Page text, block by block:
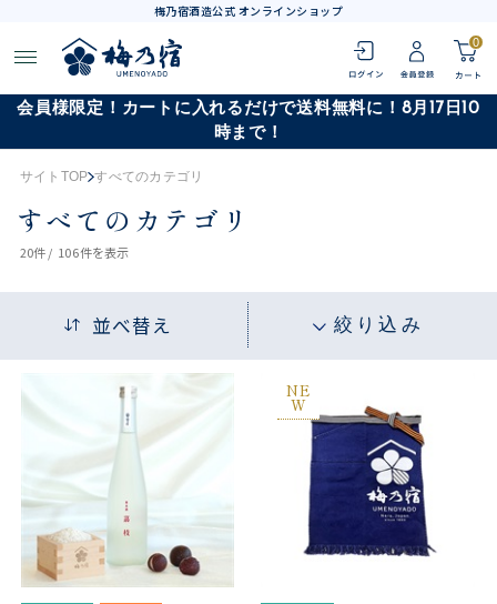
梅乃宿酒造公式 オンラインショップ
0
会員様限定！カートに入れるだけで送料無料に！8月17日10
時まで！
サイトTOP すべてのカテゴリ
すべてのカテゴリ
20件 / 106件を表示
並べ替え 絞り込み
NE
W